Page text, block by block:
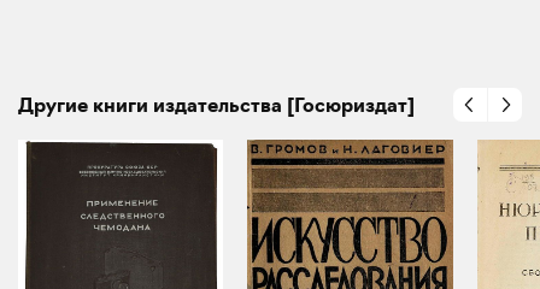
Другие книги издательства [Госюриздат]